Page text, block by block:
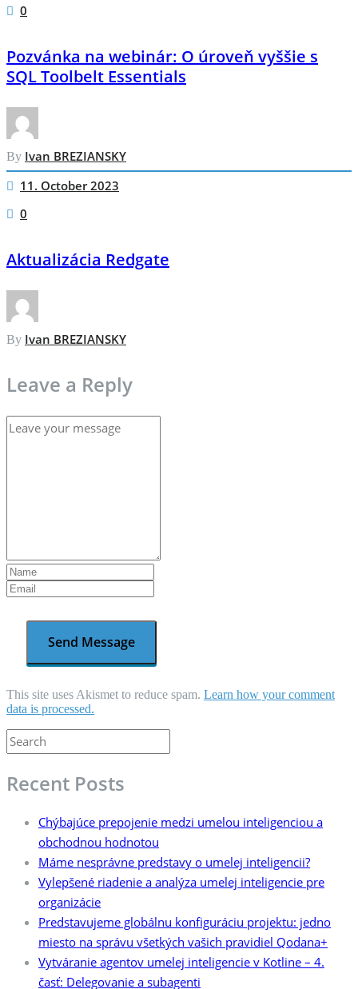
0
Pozvánka na webinár: O úroveň vyššie s
SQL Toolbelt Essentials
By Ivan BREZIANSKY
11. October 2023
0
Aktualizácia Redgate
By Ivan BREZIANSKY
Leave a Reply
This site uses Akismet to reduce spam. Learn how your comment
data is processed.
Recent Posts
Chýbajúce prepojenie medzi umelou inteligenciou a
obchodnou hodnotou
Máme nesprávne predstavy o umelej inteligencii?
Vylepšené riadenie a analýza umelej inteligencie pre
organizácie
Predstavujeme globálnu konfiguráciu projektu: jedno
miesto na správu všetkých vašich pravidiel Qodana+
Vytváranie agentov umelej inteligencie v Kotline – 4.
časť: Delegovanie a subagenti